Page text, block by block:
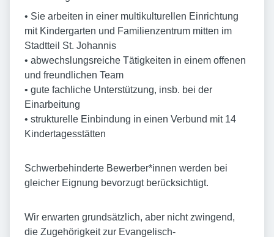
• Sie arbeiten in einer multikulturellen Einrichtung
mit Kindergarten und Familienzentrum mitten im
Stadtteil St. Johannis
• abwechslungsreiche Tätigkeiten in einem offenen
und freundlichen Team
• gute fachliche Unterstützung, insb. bei der
Einarbeitung
• strukturelle Einbindung in einen Verbund mit 14
Kindertagesstätten
Schwerbehinderte Bewerber*innen werden bei
gleicher Eignung bevorzugt berücksichtigt.
Wir erwarten grundsätzlich, aber nicht zwingend,
die Zugehörigkeit zur Evangelisch-